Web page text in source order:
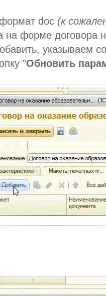
doc (к
на форме договора
указываем
"Обновить